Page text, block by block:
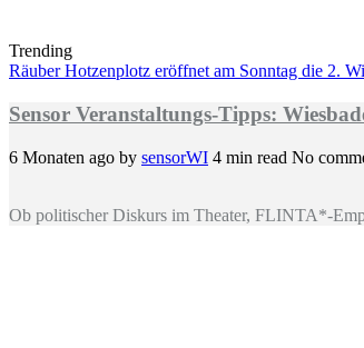
Trending
Räuber Hotzenplotz eröffnet am Sonntag die 2.
Sensor Veranstaltungs-Tipps:
6 Monaten ago by sensorWI 4 min read No
Ob politischer Diskurs im Theater, FLINTA*-